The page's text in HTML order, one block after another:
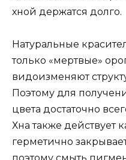
хной держатся долго.
Натуральные
только «мертвые»
видоизменяют
Поэтому для
цвета достаточно
Хна также действует
герметично